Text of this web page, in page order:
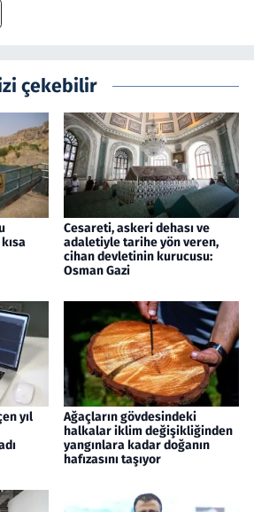
çekebilir
Cesareti, askeri dehası ve
adaletiyle tarihe yön veren,
cihan devletinin kurucusu:
Osman Gazi
yıl
Ağaçların gövdesindeki
halkalar iklim değişikliğinden
yangınlara kadar doğanın
hafızasını taşıyor